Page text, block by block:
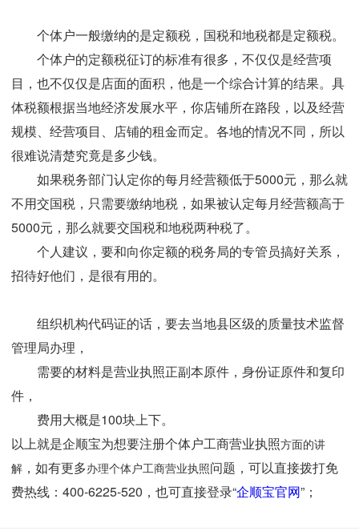
个体户一般缴纳的是定额税，国税和地税都是定额税。
个体户的定额税征订的标准有很多，不仅仅是经营项
目，也不仅仅是店面的面积，他是一个综合计算的结果。具
体税额根据当地经济发展水平，你店铺所在路段，以及经营
规模、经营项目、店铺的租金而定。各地的情况不同，所以
很难说清楚究竟是多少钱。
如果税务部门认定你的每月经营额低于5000元，那么就
不用交国税，只需要缴纳地税，如果被认定每月经营额高于
5000元，那么就要交国税和地税两种税了。
个人建议，要和向你定额的税务局的专管员搞好关系，
招待好他们，是很有用的。
组织机构代码证的话，要去当地县区级的质量技术监督
管理局办理，
需要的材料是营业执照正副本原件，身份证原件和复印
件，
费用大概是100块上下。
以上就是企顺宝为想要注册个体户工商营业执照方面的讲
解，如有更多办理个体户工商营业执照问题，可以直接拨打免
费热线：400-6225-520，也可直接登录“企顺宝官网”；